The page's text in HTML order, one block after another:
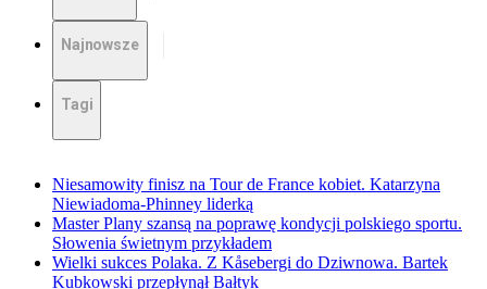
Najnowsze
Tagi
Niesamowity finisz na Tour de France kobiet. Katarzyna
Niewiadoma-Phinney liderką
Master Plany szansą na poprawę kondycji polskiego sportu.
Słowenia świetnym przykładem
Wielki sukces Polaka. Z Kåsebergi do Dziwnowa. Bartek
Kubkowski przepłynął Bałtyk